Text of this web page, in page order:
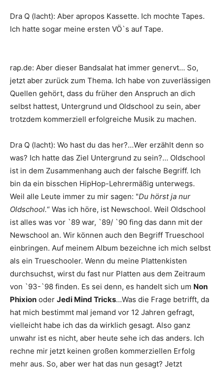
Dra Q (lacht): Aber apropos Kassette. Ich mochte Tapes.
Ich hatte sogar meine ersten VÖ`s auf Tape.
rap.de: Aber dieser Bandsalat hat immer genervt… So,
jetzt aber zurück zum Thema. Ich habe von zuverlässigen
Quellen gehört, dass du früher den Anspruch an dich
selbst hattest, Untergrund und Oldschool zu sein, aber
trotzdem kommerziell erfolgreiche Musik zu machen.
Dra Q (lacht): Wo hast du das her?…Wer erzählt denn so
was? Ich hatte das Ziel Untergrund zu sein?… Oldschool
ist in dem Zusammenhang auch der falsche Begriff. Ich
bin da ein bisschen HipHop-Lehrermäßig unterwegs.
Weil alle Leute immer zu mir sagen: "Du hörst ja nur
Oldschool.“ Was ich höre, ist Newschool. Weil Oldschool
ist alles was vor `89 war, `89/ `90 fing das dann mit der
Newschool an. Wir können auch den Begriff Trueschool
einbringen. Auf meinem Album bezeichne ich mich selbst
als ein Trueschooler. Wenn du meine Plattenkisten
durchsuchst, wirst du fast nur Platten aus dem Zeitraum
von `93-`98 finden. Es sei denn, es handelt sich um Non
Phixion oder Jedi Mind Tricks…Was die Frage betrifft, da
hat mich bestimmt mal jemand vor 12 Jahren gefragt,
vielleicht habe ich das da wirklich gesagt. Also ganz
unwahr ist es nicht, aber heute sehe ich das anders. Ich
rechne mir jetzt keinen großen kommerziellen Erfolg
mehr aus. So, aber wer hat das nun gesagt? Jetzt